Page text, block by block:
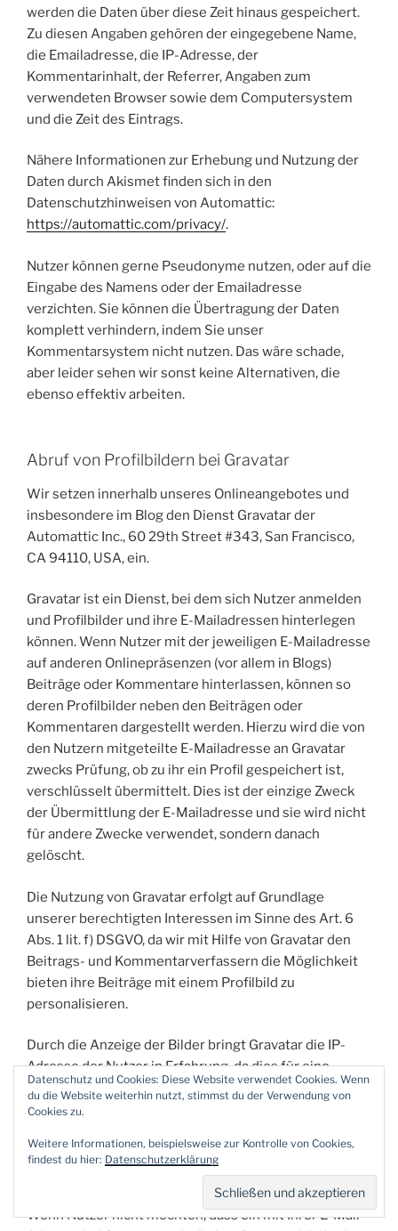
werden die Daten über diese Zeit hinaus gespeichert.
Zu diesen Angaben gehören der eingegebene Name,
die Emailadresse, die IP-Adresse, der
Kommentarinhalt, der Referrer, Angaben zum
verwendeten Browser sowie dem Computersystem
und die Zeit des Eintrags.
Nähere Informationen zur Erhebung und Nutzung der
Daten durch Akismet finden sich in den
Datenschutzhinweisen von Automattic:
https://automattic.com/privacy/.
Nutzer können gerne Pseudonyme nutzen, oder auf die
Eingabe des Namens oder der Emailadresse
verzichten. Sie können die Übertragung der Daten
komplett verhindern, indem Sie unser
Kommentarsystem nicht nutzen. Das wäre schade,
aber leider sehen wir sonst keine Alternativen, die
ebenso effektiv arbeiten.
Abruf von Profilbildern bei Gravatar
Wir setzen innerhalb unseres Onlineangebotes und
insbesondere im Blog den Dienst Gravatar der
Automattic Inc., 60 29th Street #343, San Francisco,
CA 94110, USA, ein.
Gravatar ist ein Dienst, bei dem sich Nutzer anmelden
und Profilbilder und ihre E-Mailadressen hinterlegen
können. Wenn Nutzer mit der jeweiligen E-Mailadresse
auf anderen Onlinepräsenzen (vor allem in Blogs)
Beiträge oder Kommentare hinterlassen, können so
deren Profilbilder neben den Beiträgen oder
Kommentaren dargestellt werden. Hierzu wird die von
den Nutzern mitgeteilte E-Mailadresse an Gravatar
zwecks Prüfung, ob zu ihr ein Profil gespeichert ist,
verschlüsselt übermittelt. Dies ist der einzige Zweck
der Übermittlung der E-Mailadresse und sie wird nicht
für andere Zwecke verwendet, sondern danach
gelöscht.
Die Nutzung von Gravatar erfolgt auf Grundlage
unserer berechtigten Interessen im Sinne des Art. 6
Abs. 1 lit. f) DSGVO, da wir mit Hilfe von Gravatar den
Beitrags- und Kommentarverfassern die Möglichkeit
bieten ihre Beiträge mit einem Profilbild zu
personalisieren.
Durch die Anzeige der Bilder bringt Gravatar die IP-
Adresse der Nutzer in Erfahrung, da dies für eine
Kommunikation zwischen einem Browser und einem
Onlineservice notwendig ist. Nähere Informationen zur
finden sich in den Datenschutzhinweisen von
https://automattic.com/privacy/.
Wenn Nutzer nicht möchten, dass ein mit Ihrer E-Mail-
Datenschutz und Cookies: Diese Website verwendet Cookies. Wenn
du die Website weiterhin nutzt, stimmst du der Verwendung von
Cookies zu.
Weitere Informationen, beispielsweise zur Kontrolle von Cookies,
findest du hier: Datenschutzerklärung